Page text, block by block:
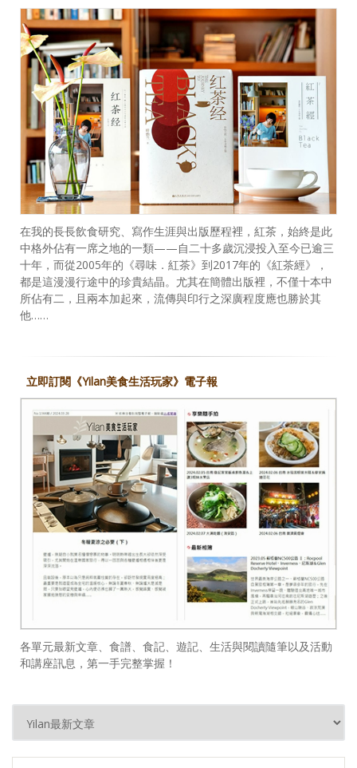
在我的長長飲食研究、寫作生涯與出版歷程裡，紅茶，始終是此
中格外佔有一席之地的一類——自二十多歲沉浸投入至今已逾三
十年，而從2005年的《尋味．紅茶》到2017年的《紅茶經》，
都是這漫漫行途中的珍貴結晶。尤其在簡體出版裡，不僅十本中
所佔有二，且兩本加起來，流傳與印行之深廣程度應也勝於其
他……
立即訂閱《Yilan美食生活玩家》電子報
各單元最新文章、食譜、食記、遊記、生活與閱讀隨筆以及活動
和講座訊息，第一手完整掌握！